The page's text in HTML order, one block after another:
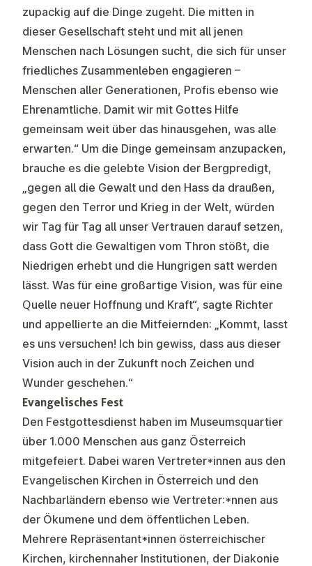
zupackig auf die Dinge zugeht. Die mitten in
dieser Gesellschaft steht und mit all jenen
Menschen nach Lösungen sucht, die sich für unser
friedliches Zusammenleben engagieren –
Menschen aller Generationen, Profis ebenso wie
Ehrenamtliche. Damit wir mit Gottes Hilfe
gemeinsam weit über das hinausgehen, was alle
erwarten.“ Um die Dinge gemeinsam anzupacken,
brauche es die gelebte Vision der Bergpredigt,
„gegen all die Gewalt und den Hass da draußen,
gegen den Terror und Krieg in der Welt, würden
wir Tag für Tag all unser Vertrauen darauf setzen,
dass Gott die Gewaltigen vom Thron stößt, die
Niedrigen erhebt und die Hungrigen satt werden
lässt. Was für eine großartige Vision, was für eine
Quelle neuer Hoffnung und Kraft“, sagte Richter
und appellierte an die Mitfeiernden: „Kommt, lasst
es uns versuchen! Ich bin gewiss, dass aus dieser
Vision auch in der Zukunft noch Zeichen und
Wunder geschehen.“
Evangelisches Fest
Den Festgottesdienst haben im Museumsquartier
über 1.000 Menschen aus ganz Österreich
mitgefeiert. Dabei waren Vertreter*innen aus den
Evangelischen Kirchen in Österreich und den
Nachbarländern ebenso wie Vertreter:*nnen aus
der Ökumene und dem öffentlichen Leben.
Mehrere Repräsentant*innen österreichischer
Kirchen, kirchennaher Institutionen, der Diakonie